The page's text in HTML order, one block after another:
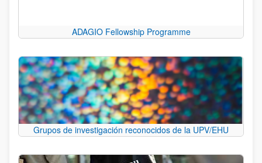
ADAGIO Fellowship Programme
Grupos de investigación reconocidos de la UPV/EHU